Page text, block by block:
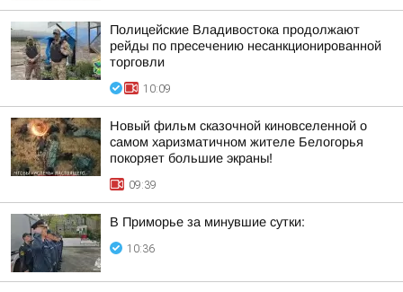
Полицейские Владивостока продолжают
рейды по пресечению несанкционированной
торговли
10:09
Новый фильм сказочной киновселенной о
самом харизматичном жителе Белогорья
покоряет большие экраны!
09:39
В Приморье за минувшие сутки:
10:36